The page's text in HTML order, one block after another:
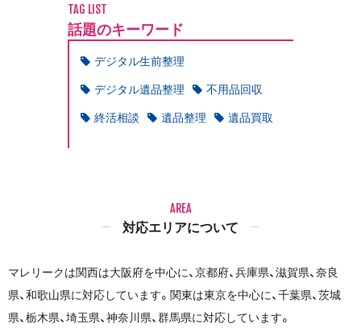
TAG LIST
話題のキーワード
デジタル生前整理
デジタル遺品整理
不用品回収
終活相談
遺品整理 遺品買取
AREA
対応エリアについて
マレリークは関西は大阪府を中心に、京都府、兵庫県、滋賀県、奈良
県、和歌山県に対応しています。関東は東京を中心に、千葉県、茨城
県、栃木県、埼玉県、神奈川県、群馬県に対応しています。